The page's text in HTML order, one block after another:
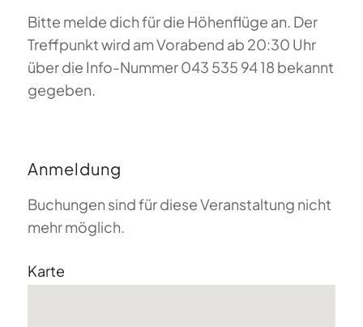
Bitte melde dich für die Höhenflüge an. Der
Treffpunkt wird am Vorabend ab 20:30 Uhr
über die Info-Nummer 043 535 94 18 bekannt
gegeben.
Anmeldung
Buchungen sind für diese Veranstaltung nicht
mehr möglich.
Karte